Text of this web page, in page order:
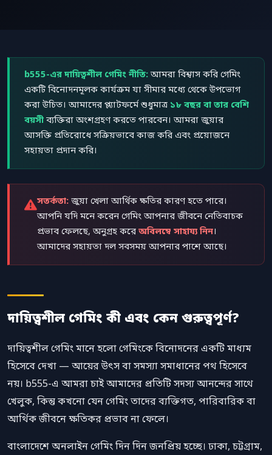
b555-এর দায়িত্বশীল গেমিং নীতি:আমরা বিশ্বাস করি গেমিং
একটি বিনোদনমূলক কার্যক্রম যা সীমার মধ্যে থেকে উপভোগ
করা উচিত। আমাদের প্ল্যাটফর্মে শুধুমাত্র ১৮ বছর বা তার বেশি
বয়সী ব্যক্তিরা অংশগ্রহণ করতে পারবেন। আমরা জুয়ার
আসক্তি প্রতিরোধে সক্রিয়ভাবে কাজ করি এবং প্রয়োজনে
সহায়তা প্রদান করি।
সতর্কতা: জুয়া খেলা আর্থিক ক্ষতির কারণ হতে পারে।
আপনি যদি মনে করেন গেমিং আপনার জীবনে নেতিবাচক
প্রভাব ফেলছে, অনুগ্রহ করে অবিলম্বে সাহায্য নিন।
আমাদের সহায়তা দল সবসময় আপনার পাশে আছে।
দায়িত্বশীল গেমিং কী এবং কেন গুরুত্বপূর্ণ?
দায়িত্বশীল গেমিং মানে হলো গেমিংকে বিনোদনের একটি মাধ্যম
হিসেবে দেখা — আয়ের উৎস বা সমস্যা সমাধানের পথ হিসেবে
নয়। b555-এ আমরা চাই আমাদের প্রতিটি সদস্য আনন্দের সাথে
খেলুক, কিন্তু কখনো যেন গেমিং তাদের ব্যক্তিগত, পারিবারিক বা
আর্থিক জীবনে ক্ষতিকর প্রভাব না ফেলে।
বাংলাদেশে অনলাইন গেমিং দিন দিন জনপ্রিয় হচ্ছে। ঢাকা, চট্টগ্রাম,